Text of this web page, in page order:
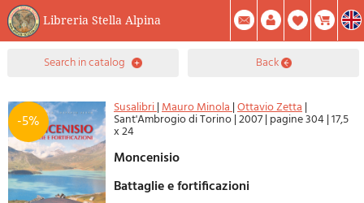
Libreria Stella Alpina
0Item(s) In Your Cart
Summary
Facebook
Create Account Mod. Password
search in catalog back
-5%
Susalibri|Mauro Minola|Ottavio Zetta|
Sant'Ambrogio di Torino|2007| pagine 304|17,5
x 24
Moncenisio
Battaglie e fortificazioni